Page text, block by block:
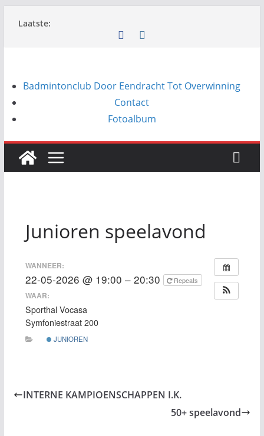
naar
Laatste:
Badmintonclub Door Eendracht Tot Overwinning
Contact
Fotoalbum
Junioren speelavond
WANNEER:
22-05-2026 @ 19:00 – 20:30 Repeats
WAAR:
Sporthal Vocasa
Symfoniestraat 200
JUNIOREN
INTERNE KAMPIOENSCHAPPEN I.K.
50+ speelavond